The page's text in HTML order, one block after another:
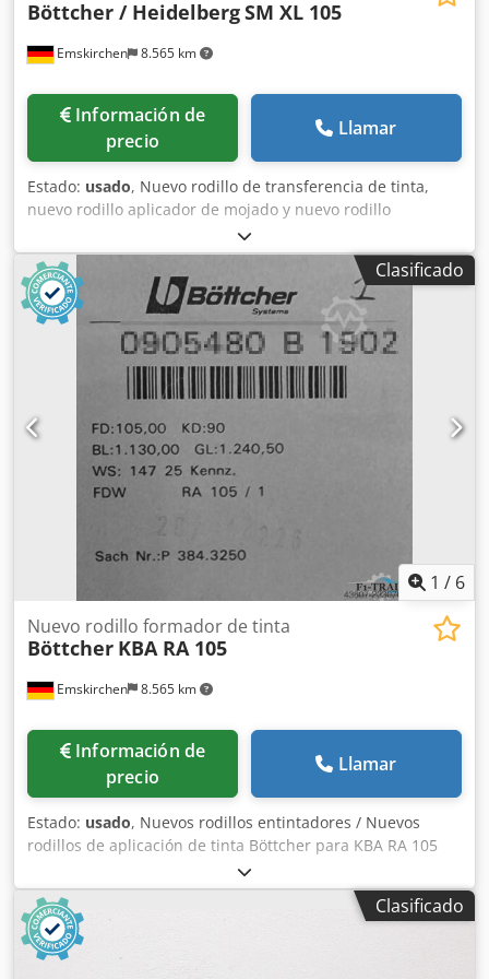
Emskirchen 8.565 km
Böttcher / HeidelbergSM XL 105
Información de
precio
Llamar
Estado: usado, Nuevo rodillo de transferencia de tinta,
nuevo rodillo aplicador de mojado y nuevo rodillo
dosificador de mojado Nuevo rodillo de transferencia de
tinta, nuevo rodillo aplicador de mojado y nuevo rodillo
dosificador de mojado para Heidelberg SM XL 105 0902004
A 1812 (x5) - Nuevo rodillo de transferencia de tinta - Nº de
pieza F2.009.120F/07 - Identif. ROJO Dkedpfxoyuy Nas Af
Hsr 0902014 A 1405 (x2) - Nuevo rodillo aplicador de
mojado - Nº de pieza F2.030.301F/05 - Sin identificación
0902014 A 1404 (x1) - Nuevo rodillo aplicador de mojado -
Nº de pieza F2.030.301F/05 - Sin identificación 0902014 A
1411 (x1) - Rodillo aplicador de mojado - Nº de pieza
F2.030.301F/05 - Sin identificación 0902012 A 1405 (x1) -
Rodillo dosificador de mojado Pro Aqualis - Nº de pieza
online vía WhatsApp - MS Zoom - Telegram En stock en
Emskirchen/Núremberg - Disponible de inmediato - Se
Clasificado
1 / 6
Emskirchen 8.565 km
Nuevo rodillo formador de tinta
Böttcher KBA RA 105
Información de
precio
Llamar
Estado: usado, Nuevos rodillos entintadores / Nuevos
rodillos de aplicación de tinta Böttcher para KBA RA 105
Nuevos rodillos entintadores / Nuevos rodillos de
aplicación de tinta Fabricante: Böttcher Rodillo Böttcher
KBA RA 105 0905480 B 1902 Rodillo Böttcher KBA RA 105
0905495 B 1903 Rodillo Böttcher KBA RA 105 0905473 B
1703 Rodillo Böttcher KBA RA 105 0905472 B 1702 Rodillo
Clasificado